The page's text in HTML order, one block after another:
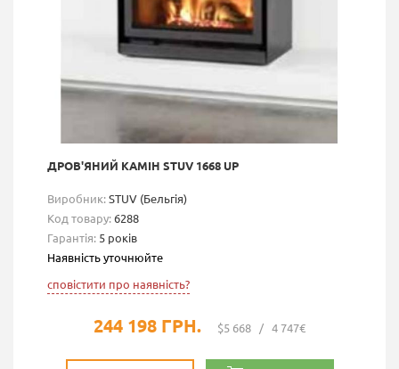
ДРОВ'ЯНИЙ КАМІН STUV 1668 UP
Виробник:STUV (Бельгія)
Код товару:6288
Гарантія: 5 років
Наявність уточнюйте
сповістити про наявність?
244 198 ГРН. $5 668 / 4 747€